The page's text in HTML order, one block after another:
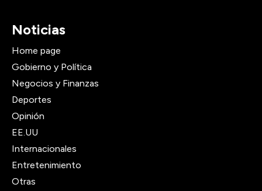
Noticias
Home page
Gobierno y Política
Negocios y Finanzas
Deportes
Opinión
EE.UU
Internacionales
Entretenimiento
Otras